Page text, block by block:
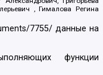
, Гималова Регина
7755/ данные на
функции